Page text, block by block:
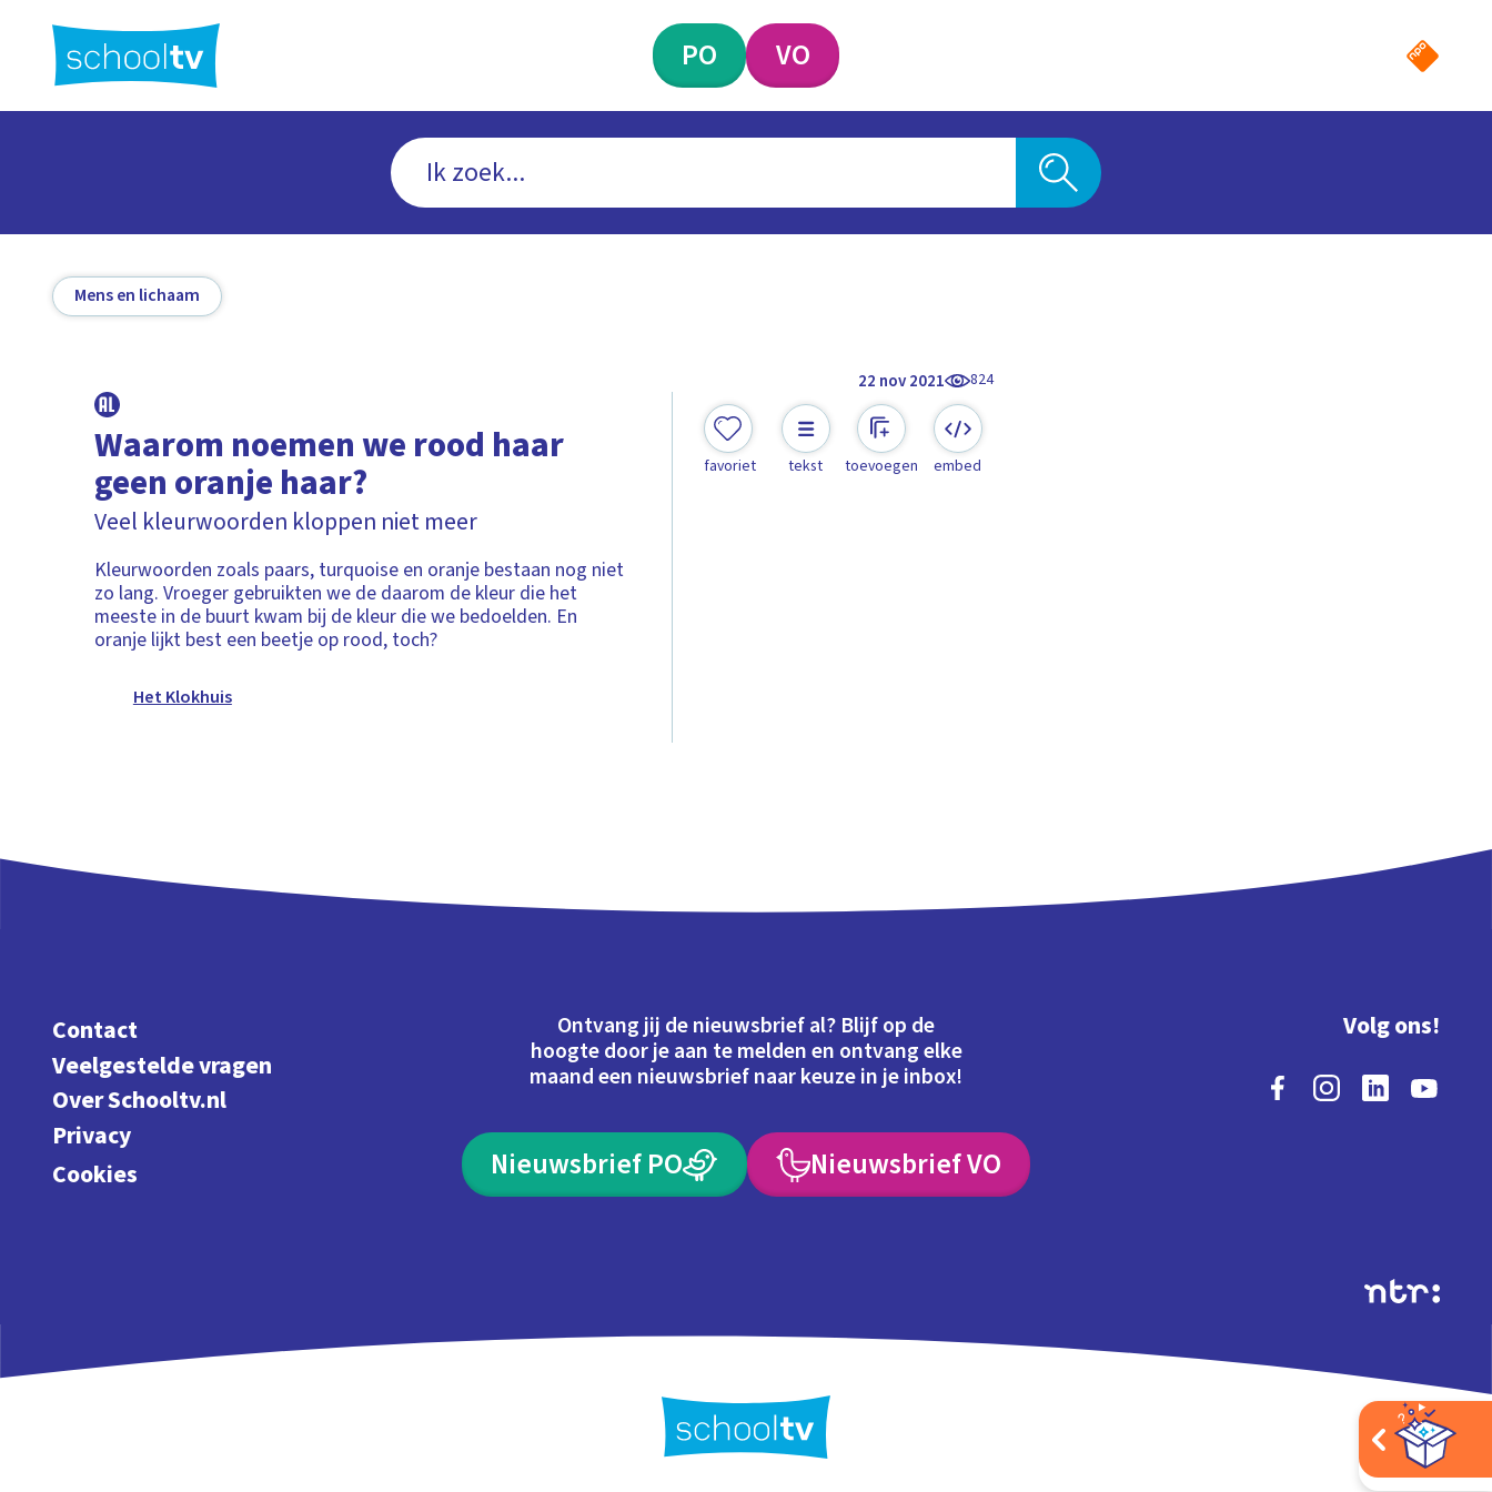
hoofdinhoud
PO VO
Mens en lichaam
22 nov 2021 824
Waarom noemen we rood haar
geen oranje haar?
Veel kleurwoorden kloppen niet meer
Kleurwoorden zoals paars, turquoise en oranje bestaan nog niet
zo lang. Vroeger gebruikten we de daarom de kleur die het
meeste in de buurt kwam bij de kleur die we bedoelden. En
oranje lijkt best een beetje op rood, toch?
Het Klokhuis
favoriet tekst toevoegen embed
Contact
Veelgestelde vragen
Over Schooltv.nl
Privacy
Cookies
Ontvang jij de nieuwsbrief al? Blijf op de
hoogte door je aan te melden en ontvang elke
maand een nieuwsbrief naar keuze in je inbox!
Nieuwsbrief PO Nieuwsbrief VO
Volg ons!
Extra's